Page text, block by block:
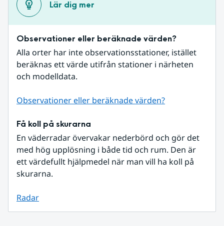
Lär dig mer
Observationer eller beräknade värden?
Alla orter har inte observationsstationer, istället
beräknas ett värde utifrån stationer i närheten
och modelldata.
Observationer eller beräknade värden?
Få koll på skurarna
En väderradar övervakar nederbörd och gör det
med hög upplösning i både tid och rum. Den är
ett värdefullt hjälpmedel när man vill ha koll på
skurarna.
Radar